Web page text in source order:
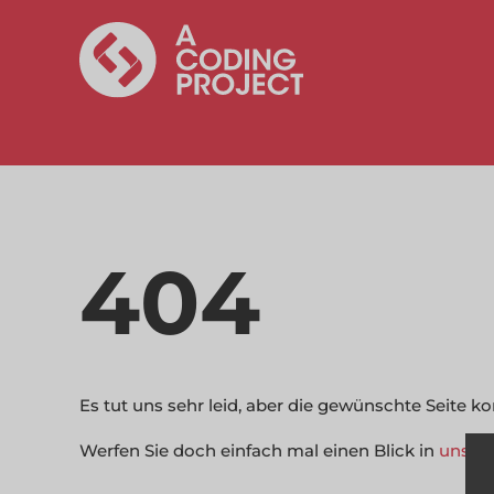
404
Es tut uns sehr leid, aber die gewünschte Seite
Werfen Sie doch einfach mal einen Blick in